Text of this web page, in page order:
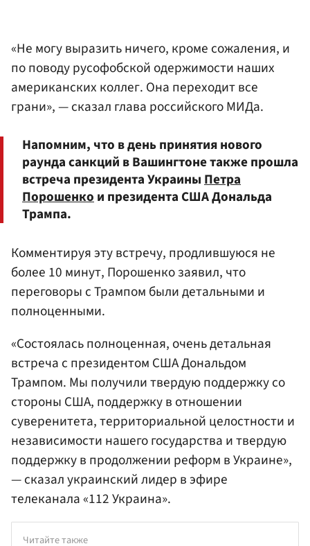
«Не могу выразить ничего, кроме сожаления, и
по поводу русофобской одержимости наших
американских коллег. Она переходит все
грани», — сказал глава российского МИДа.
Напомним, что в день принятия нового
раунда санкций в Вашингтоне также прошла
встреча президента УкраиныПетра
Порошенкои президента США Дональда
Трампа.
Комментируя эту встречу, продлившуюся не
более 10 минут, Порошенко заявил, что
переговоры с Трампом были детальными и
полноценными.
«Состоялась полноценная, очень детальная
встреча с президентом США Дональдом
Трампом. Мы получили твердую поддержку со
стороны США, поддержку в отношении
суверенитета, территориальной целостности и
независимости нашего государства и твердую
поддержку в продолжении реформ в Украине»,
— сказал украинский лидер в эфире
телеканала «112 Украина».
Читайте также